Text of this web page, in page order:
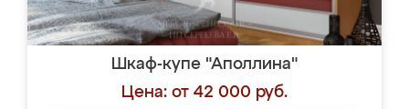
Шкаф-купе "Аполлина"
Цена: от 42 000 руб.